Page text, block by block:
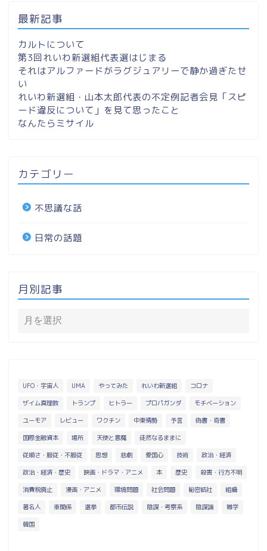
最新記事
カルトについて
第3回れいわ新選組代表選はじまる
それはアルファードがラグジュアリーで静か過ぎたせ
い
れいわ新選組・山本太郎代表の不定例記者会見「スピ
ード違反について」を見て思ったこと
なんたらミサイル
カテゴリー
不思議な話
日常の話題
月別記事
UFO・宇宙人 UMA やってみた れいわ新選組 コロナ
ザイム真理教 トランプ ヒトラー プロパガンダ モチベーション
ユーモア レビュー ワクチン 中東情勢 予言 偽書・奇書
国際金融資本 場所 天使と悪魔 徒然なるままに
従順さ・服従・不服従 思想 悲劇 愛国心 技術 政治・経済
政治・経済・歴史 映画・ドラマ・アニメ 本 歴史 殺害・行方不明
消費税廃止 漫画・アニメ 環境問題 社会問題 秘密結社 組織
著名人 車関係 選挙 都市伝説 陰謀・考察系 陰謀論 雑学
韓国